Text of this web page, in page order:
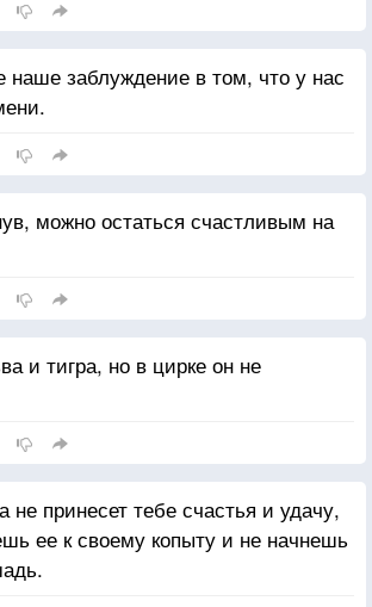
заблуждение в том, что у нас
можно остаться счастливым на
и тигра, но в цирке он не
не принесет тебе счастья и удачу,
ее к своему копыту и не начнешь